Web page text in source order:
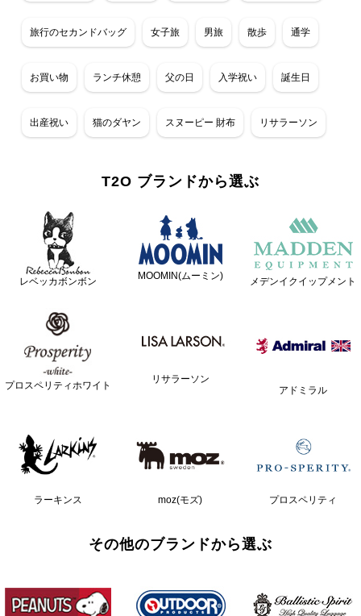
旅行のセカンドバッグ 女子旅 男旅 散歩 通学
お買い物 ランチ休憩 父の日 入学祝い 誕生日
出産祝い 猫のダヤン スヌーピー 財布 リサラーソン
T2O ブランドから選ぶ
レベッカボンボン MOOMIN(ムーミン) メデンイクイップメント
プロスペリティホワイト
リサラーソン
アドミラル
ラーキンス moz(モズ) プロスペリティ
その他のブランドから選ぶ